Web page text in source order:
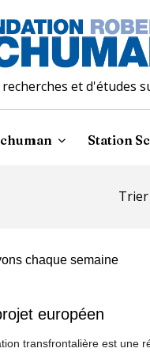
et d'études
Station
chaque semaine
européen
transfrontalière est une